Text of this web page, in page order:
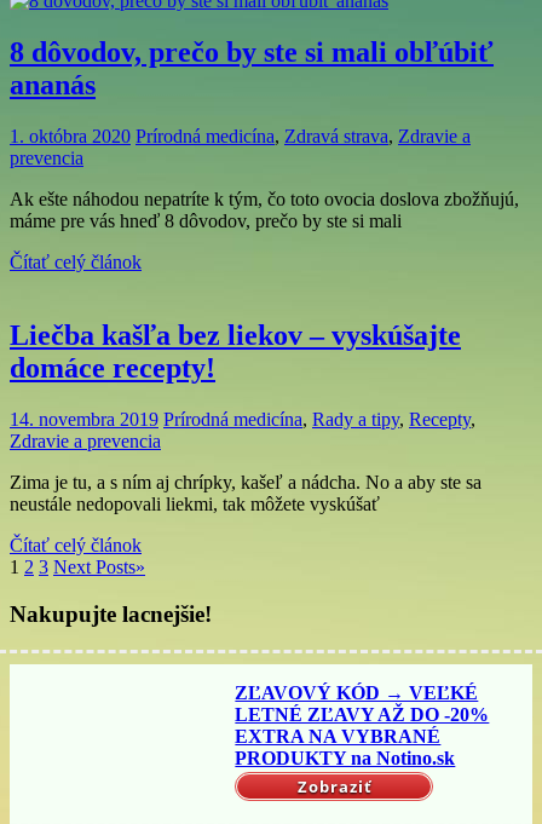
8 dôvodov, prečo by ste si mali obľúbiť
ananás
1. októbra 2020 Prírodná medicína, Zdravá strava, Zdravie a
prevencia
Ak ešte náhodou nepatríte k tým, čo toto ovocia doslova zbožňujú,
máme pre vás hneď 8 dôvodov, prečo by ste si mali
Čítať celý článok
Liečba kašľa bez liekov – vyskúšajte
domáce recepty!
14. novembra 2019 Prírodná medicína, Rady a tipy, Recepty,
Zdravie a prevencia
Zima je tu, a s ním aj chrípky, kašeľ a nádcha. No a aby ste sa
neustále nedopovali liekmi, tak môžete vyskúšať
Čítať celý článok
1 2 3 Next Posts»
Nakupujte lacnejšie!
ZĽAVOVÝ KÓD → VEĽKÉ
LETNÉ ZĽAVY AŽ DO -20%
EXTRA NA VYBRANÉ
PRODUKTY na Notino.sk
Zobraziť